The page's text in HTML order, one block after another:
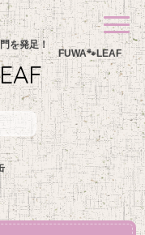
門を発足！